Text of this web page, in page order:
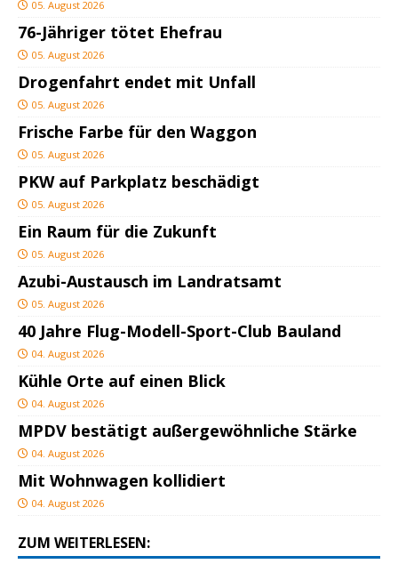
05. August 2026
76-Jähriger tötet Ehefrau
05. August 2026
Drogenfahrt endet mit Unfall
05. August 2026
Frische Farbe für den Waggon
05. August 2026
PKW auf Parkplatz beschädigt
05. August 2026
Ein Raum für die Zukunft
05. August 2026
Azubi-Austausch im Landratsamt
05. August 2026
40 Jahre Flug-Modell-Sport-Club Bauland
04. August 2026
Kühle Orte auf einen Blick
04. August 2026
MPDV bestätigt außergewöhnliche Stärke
04. August 2026
Mit Wohnwagen kollidiert
04. August 2026
ZUM WEITERLESEN: